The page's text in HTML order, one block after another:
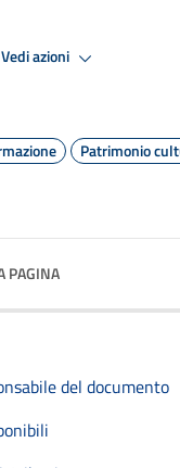
Vedi azioni
Patrimonio
PAGINA
del documento